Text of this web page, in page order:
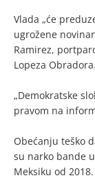
Vlada „će
ugrožene
Ramirez,
Lopeza Obradora.
„Demokratske
pravom na
Obećanju teško
su narko bande
Meksiku od